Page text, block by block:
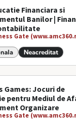
Financiara si
Banilor |
Gate
Neacreditat
Games: Jocuri de
pentru Mediul de
Organizare
Gate